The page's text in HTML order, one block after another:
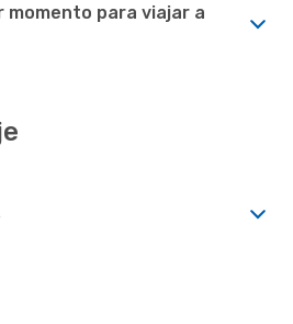
momento para viajar a